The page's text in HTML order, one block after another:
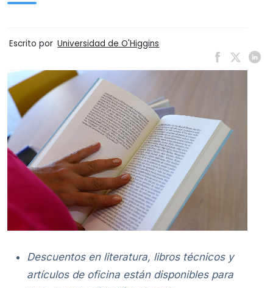
Escrito por Universidad de O'Higgins
Descuentos en literatura, libros técnicos y
artículos de oficina están disponibles para